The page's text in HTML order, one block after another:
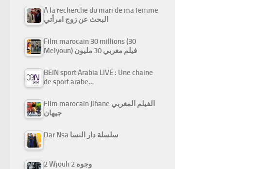
A la recherche du mari de ma femme
البحث عن زوج امرأتي
Film marocain 30 millions (30
Melyoun) فيلم مغربي 30 مليون
BEIN sport Arabia LIVE : Une chaine
de sport arabe…
Film marocain Jihane الفيلم المغربي
جيهان
Dar Nsa سلسلة دار النسا
2 Wjouh 2 وجوه